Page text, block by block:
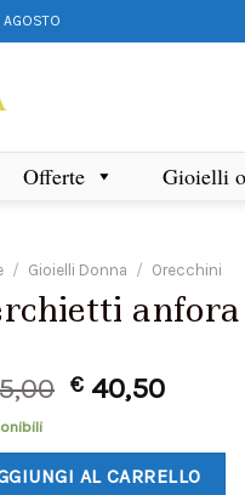
AGOSTO
Offerte Gioielli
/ Gioielli Donna / Orecchini
€ 40,50
AL CARRELLO